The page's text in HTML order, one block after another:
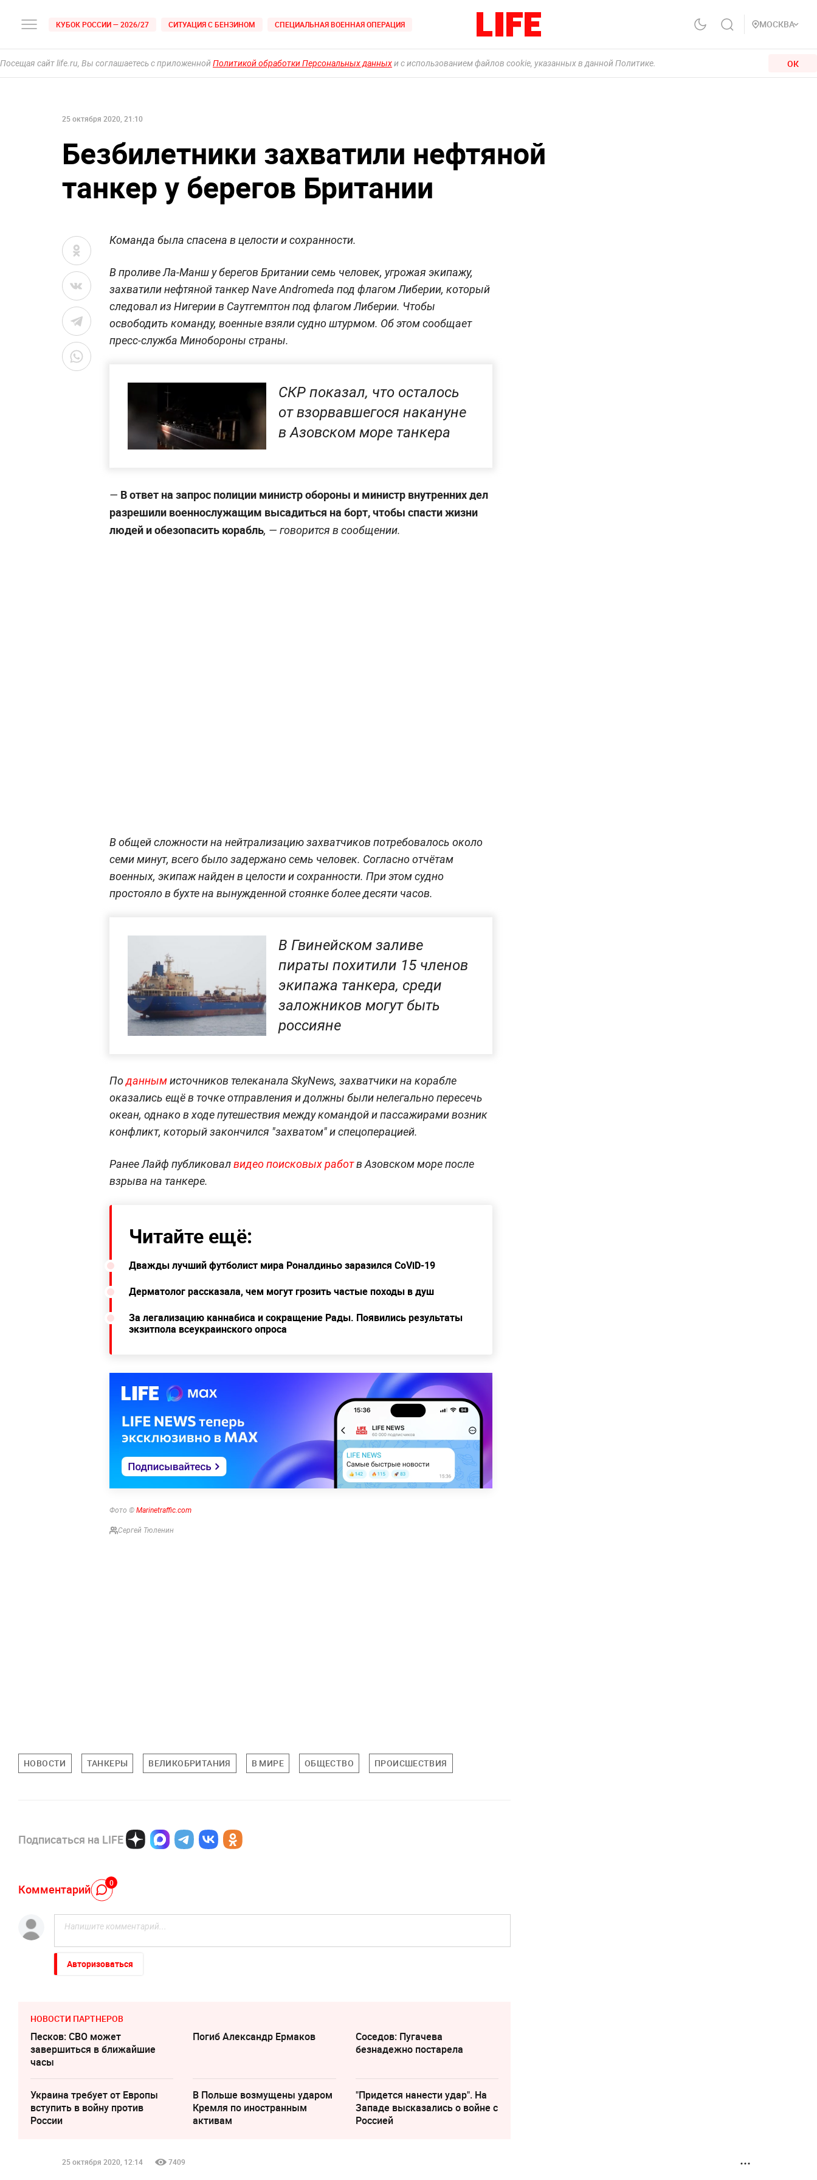
КУБОК РОССИИ — 2026/27 СИТУАЦИЯ С БЕНЗИНОМ СПЕЦИАЛЬНАЯ ВОЕННАЯ ОПЕРАЦИЯ МОСКВА
Посещая сайт life.ru, Вы соглашаетесь с приложеннойПолитикой обработки Персональных данныхи с использованием файлов cookie, указанных в данной Политике. ОК
25 октября 2020, 21:10
Безбилетники захватили нефтяной
танкер у берегов Британии
Команда была спасена в целости и сохранности.
В проливе Ла-Манш у берегов Британии семь человек, угрожая экипажу,
захватили нефтяной танкер Nave Andromeda под флагом Либерии, который
следовал из Нигерии в Саутгемптон под флагом Либерии. Чтобы
освободить команду, военные взяли судно штурмом. Об этом сообщает
пресс-служба Минобороны страны.
СКР показал, что осталось
от взорвавшегося накануне
в Азовском море танкера
— В ответ на запрос полиции министр обороны и министр внутренних дел
разрешили военнослужащим высадиться на борт, чтобы спасти жизни
людей и обезопасить корабль, — говорится в сообщении.
В общей сложности на нейтрализацию захватчиков потребовалось около
семи минут, всего было задержано семь человек. Согласно отчётам
военных, экипаж найден в целости и сохранности. При этом судно
простояло в бухте на вынужденной стоянке более десяти часов.
В Гвинейском заливе
пираты похитили 15 членов
экипажа танкера, среди
заложников могут быть
россияне
Поданнымисточников телеканала SkyNews, захватчики на корабле
оказались ещё в точке отправления и должны были нелегально пересечь
океан, однако в ходе путешествия между командой и пассажирами возник
конфликт, который закончился "захватом" и спецоперацией.
Ранее Лайф публиковалвидео поисковых работв Азовском море после
взрыва на танкере.
Читайте ещё:
Дважды лучший футболист мира Роналдиньо заразился CoViD-19
Дерматолог рассказала, чем могут грозить частые походы в душ
За легализацию каннабиса и сокращение Рады. Появились результаты
экзитпола всеукраинского опроса
Фото © Marinetraffic.com
Сергей Тюленин
НОВОСТИ ТАНКЕРЫ ВЕЛИКОБРИТАНИЯ В МИРЕ ОБЩЕСТВО ПРОИСШЕСТВИЯ
Подписаться на LIFE
Комментарий 0
Авторизоваться
НОВОСТИ ПАРТНЕРОВ
Песков: СВО может
завершиться в ближайшие
часы
Погиб Александр Ермаков
Соседов: Пугачева
безнадежно постарела
Украина требует от Европы
вступить в войну против
России
В Польше возмущены ударом
Кремля по иностранным
активам
"Придется нанести удар". На
Западе высказались о войне с
Россией
25 октября 2020, 12:14 7409